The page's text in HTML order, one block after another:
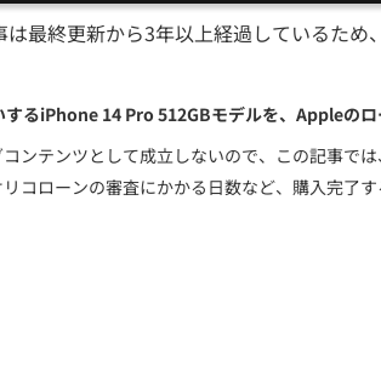
は最終更新から3年以上経過しているため
るiPhone 14 Pro 512GBモデルを、Appleのロ
ンテンツとして成立しないので、この記事
コローンの審査にかかる日数など、購入完